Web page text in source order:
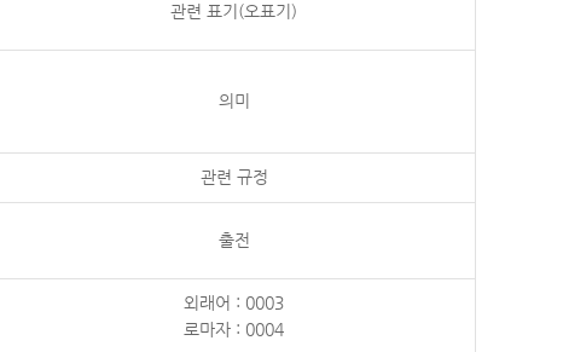
관련 표기(오표기)
의미
관련 규정
출전
외래어 : 0003
로마자 : 0004